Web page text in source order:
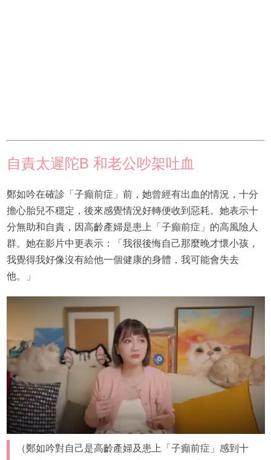
自責太遲陀B 和老公吵架吐血
鄭如吟在確診「子癲前症」前，她曾經有出血的情況，十分
擔心胎兒不穩定，後來感覺情況好轉便收到惡耗。她表示十
分無助和自責，因高齡產婦是患上「子癲前症」的高風險人
群。她在影片中更表示：「我很後悔自己那麼晚才懷小孩，
我覺得我好像沒有給他一個健康的身體，我可能會失去
他。」
（鄭如吟對自己是高齡產婦及患上「子癲前症」感到十